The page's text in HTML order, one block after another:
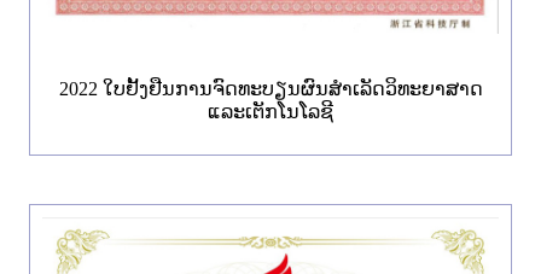
2022 ໃບ​ຢັ້ງ​ຢືນ​ການ​ຈົດ​ທະ​ບຽນ​ຜົນ​ສໍາ​ເລັດ​ວິ​ທະ​ຍາ​ສາດ​
ແລະ​ເຕັກ​ໂນ​ໂລ​ຊີ​